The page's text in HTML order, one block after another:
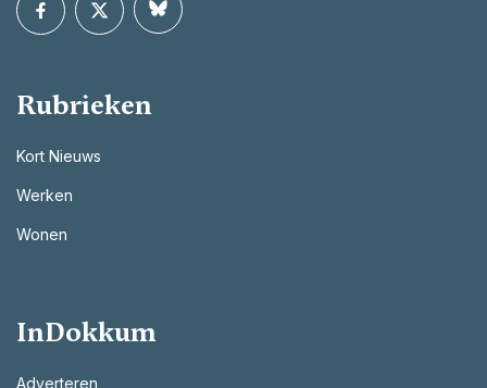
Rubrieken
Kort Nieuws
Werken
Wonen
InDokkum
Adverteren